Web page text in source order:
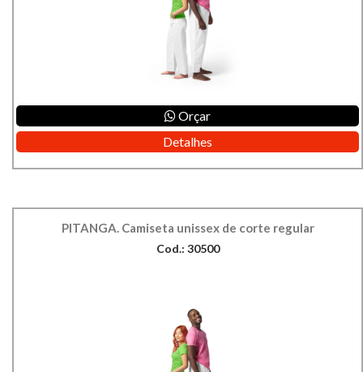
Orçar
Detalhes
PITANGA. Camiseta unissex de corte regular
Cod.: 30500